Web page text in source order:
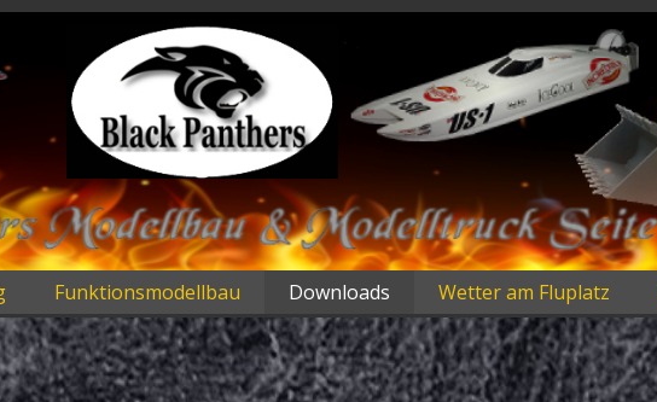
Funktionsmodellbau Downloads Wetter am Fluplatz